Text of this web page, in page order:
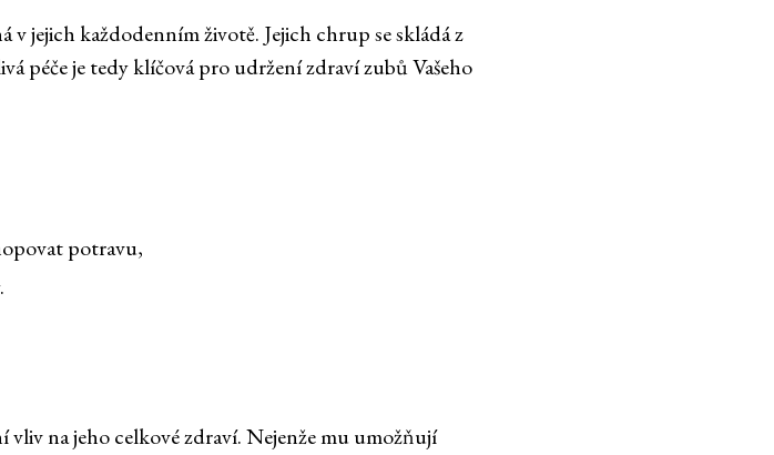
jejich každodenním životě. Jejich chrup se skládá z
péče je tedy klíčová pro udržení zdraví zubů Vašeho
potravu,
vliv na jeho celkové zdraví. Nejenže mu umožňují